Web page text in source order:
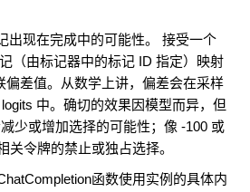
出现在完成中的可能性。 接受一个
（由标记器中的标记 ID 指定）映射
偏差值。从数学上讲，偏差会在采样
中。确切的效果因模型而异，但
少或增加选择的可能性；像 -100 或
关令牌的禁止或独占选择。
函数使用实例的具体内